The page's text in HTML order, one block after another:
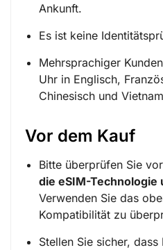
Ankunft.
Es ist keine
Mehrsprachiger
Uhr in Englisch,
Chinesisch und
Vor dem Kauf
Bitte überprüfen Sie
die eSIM-
Verwenden Sie das
Kompatibilität zu
Stellen Sie sicher,